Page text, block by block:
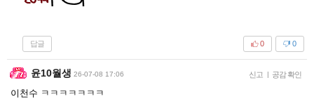
답글 0
0
윤10월생 26-07-08 17:06 신고 | 공감 확인
이천수 ㅋㅋㅋㅋㅋㅋㅋ